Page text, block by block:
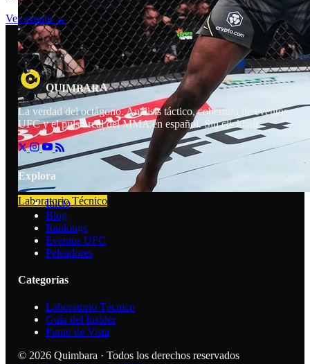
Laboratorio Técnico
Ver evento →
QUIMBARA
La verdad del octágono. Análisis táctico, cobertura de eventos
UFC y el pulso real del MMA en español. Sin clickbait.
Explora
Inicio
Blog
Rankings
Eventos UFC
Peleadores
Categorías
Laboratorio Técnico
Guía del Insider
Punto de Vista
© 2026 Quimbara · Todos los derechos reservados